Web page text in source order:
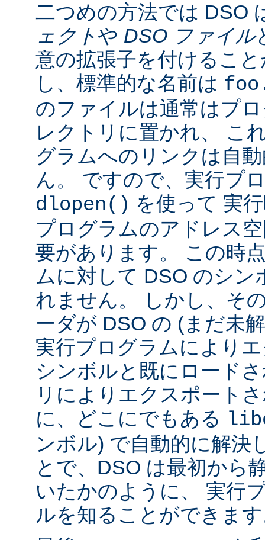
二つめの方法では DSO
ェクトや DSO ファイル
意の拡張子を付けるこ
し、標準的な名前は
のファイルは通常はプ
レクトリに置かれ、 こ
グラムへのリンクは自
ん。 ですので、実行プ
dlopen() を使って 実
プログラムのアドレス
要があります。 この時
ムに対して DSO のシン
れません。 しかし、そ
ーダが DSO の (まだ未
実行プログラムにより
シンボルと既にロード
リによりエクスポート
に、どこにでもある
ンボル) で自動的に解決
とで、DSO は最初から
いたかのように、 実行
ルを知ることができま